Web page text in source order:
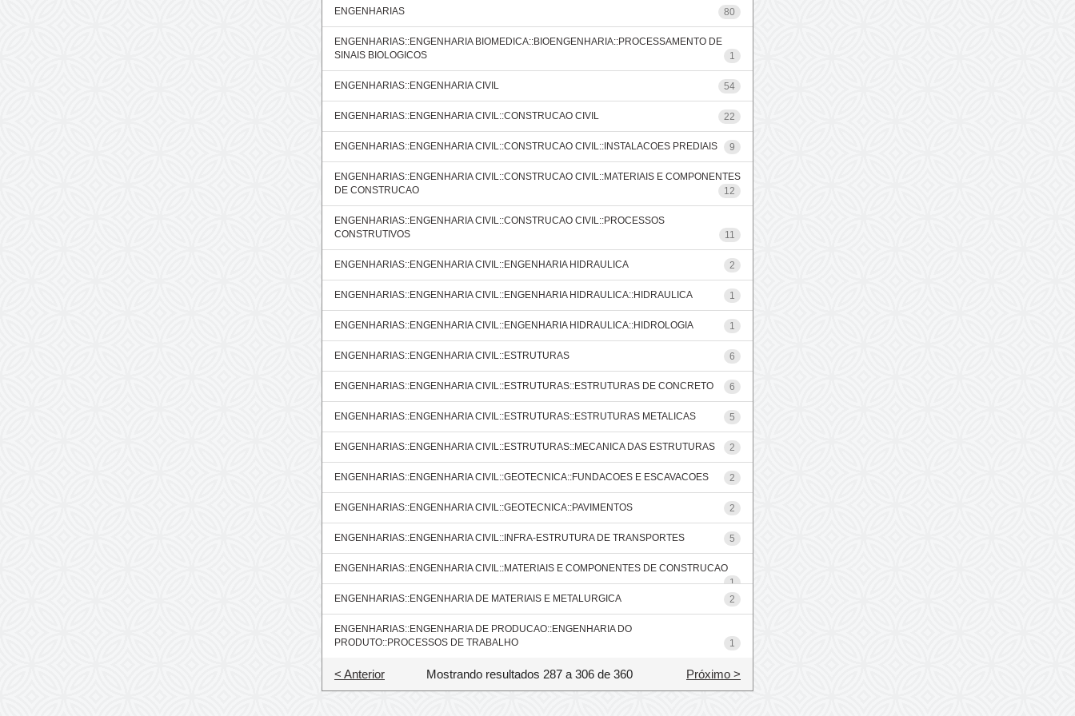
ENGENHARIAS 80
ENGENHARIAS::ENGENHARIA BIOMEDICA::BIOENGENHARIA::PROCESSAMENTO DE
SINAIS BIOLOGICOS
1
ENGENHARIAS::ENGENHARIA CIVIL 54
ENGENHARIAS::ENGENHARIA CIVIL::CONSTRUCAO CIVIL 22
ENGENHARIAS::ENGENHARIA CIVIL::CONSTRUCAO CIVIL::INSTALACOES PREDIAIS 9
ENGENHARIAS::ENGENHARIA CIVIL::CONSTRUCAO CIVIL::MATERIAIS E COMPONENTES
DE CONSTRUCAO
12
ENGENHARIAS::ENGENHARIA CIVIL::CONSTRUCAO CIVIL::PROCESSOS
CONSTRUTIVOS
11
ENGENHARIAS::ENGENHARIA CIVIL::ENGENHARIA HIDRAULICA 2
ENGENHARIAS::ENGENHARIA CIVIL::ENGENHARIA HIDRAULICA::HIDRAULICA 1
ENGENHARIAS::ENGENHARIA CIVIL::ENGENHARIA HIDRAULICA::HIDROLOGIA 1
ENGENHARIAS::ENGENHARIA CIVIL::ESTRUTURAS 6
ENGENHARIAS::ENGENHARIA CIVIL::ESTRUTURAS::ESTRUTURAS DE CONCRETO 6
ENGENHARIAS::ENGENHARIA CIVIL::ESTRUTURAS::ESTRUTURAS METALICAS 5
ENGENHARIAS::ENGENHARIA CIVIL::ESTRUTURAS::MECANICA DAS ESTRUTURAS 2
ENGENHARIAS::ENGENHARIA CIVIL::GEOTECNICA::FUNDACOES E ESCAVACOES 2
ENGENHARIAS::ENGENHARIA CIVIL::GEOTECNICA::PAVIMENTOS 2
ENGENHARIAS::ENGENHARIA CIVIL::INFRA-ESTRUTURA DE TRANSPORTES 5
ENGENHARIAS::ENGENHARIA CIVIL::MATERIAIS E COMPONENTES DE CONSTRUCAO
1
ENGENHARIAS::ENGENHARIA DE MATERIAIS E METALURGICA
2
ENGENHARIAS::ENGENHARIA DE PRODUCAO::ENGENHARIA DO
PRODUTO::PROCESSOS DE TRABALHO
1
Mostrando resultados 287 a 306 de 360
< Anterior Próximo >